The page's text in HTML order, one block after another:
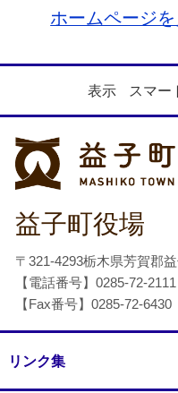
ホームページ
表示 スマー
益子町役場
〒321-4293栃木県芳賀郡
【電話番号】0285-72-2111
【Fax番号】0285-72-6430
リンク集